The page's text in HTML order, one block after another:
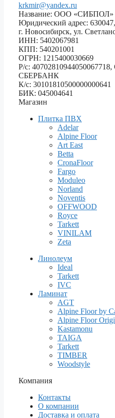
krkmir@yandex.ru
Название: ООО «СИБПОЛ»
Юридический адрес:
г. Новосибирск, ул.
ИНН: 5402067981
КПП: 540201001
ОГРН: 1215400030669
Р/с:
СБЕРБАНК
К/с: 30101810500000000641
БИК: 045004641
Магазин
Плитка ПВХ
Adelar
Alpine Floor
Art East
Betta
CronaFloor
Fargo
Moduleo
Norland
Noventis
OFFWOOD
Royce
Tarkett
VINILAM
Zeta
Линолеум
Ideal
Tarkett
IVC
Ламинат
AGT
Alpine Floor by
Alpine Floor
Kastamonu
TAIGA
Tarkett
TIMBER
Woodstyle
Компания
Контакты
О компании
Доставка и оплата